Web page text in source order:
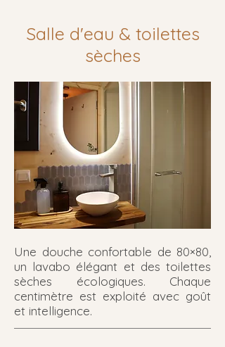
Salle d'eau & toilettes
sèches
Une douche confortable de 80×80,
un lavabo élégant et des toilettes
sèches écologiques. Chaque
centimètre est exploité avec goût
et intelligence.